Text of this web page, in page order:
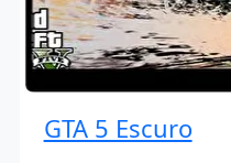
GTA 5 Escuro